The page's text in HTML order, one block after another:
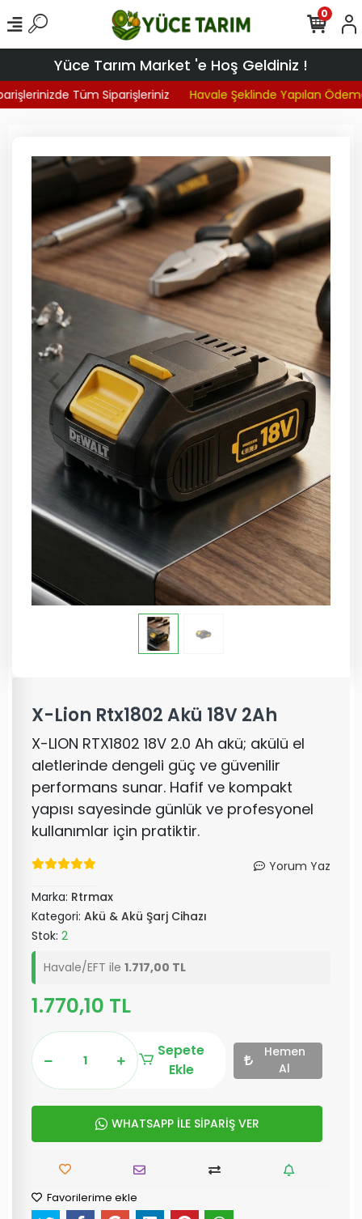
Yüce Tarım Market 'e Hoş Geldiniz !
Tüm Siparişleriniz Havale Şeklinde Yapılan
0
X-Lion Rtx1802 Akü 18V 2Ah
X-LION RTX1802 18V 2.0 Ah akü; akülü el
aletlerinde dengeli güç ve güvenilir
performans sunar. Hafif ve kompakt
yapısı sayesinde günlük ve profesyonel
kullanımlar için pratiktir.
Yorum Yaz
Marka: Rtrmax
Kategori: Akü & Akü Şarj Cihazı
Stok: 2
Havale/EFT ile 1.717,00 TL
1.770,10 TL
Sepete
Ekle
Hemen
Al
WHATSAPP İLE SİPARİŞ VER
Favorilerime ekle